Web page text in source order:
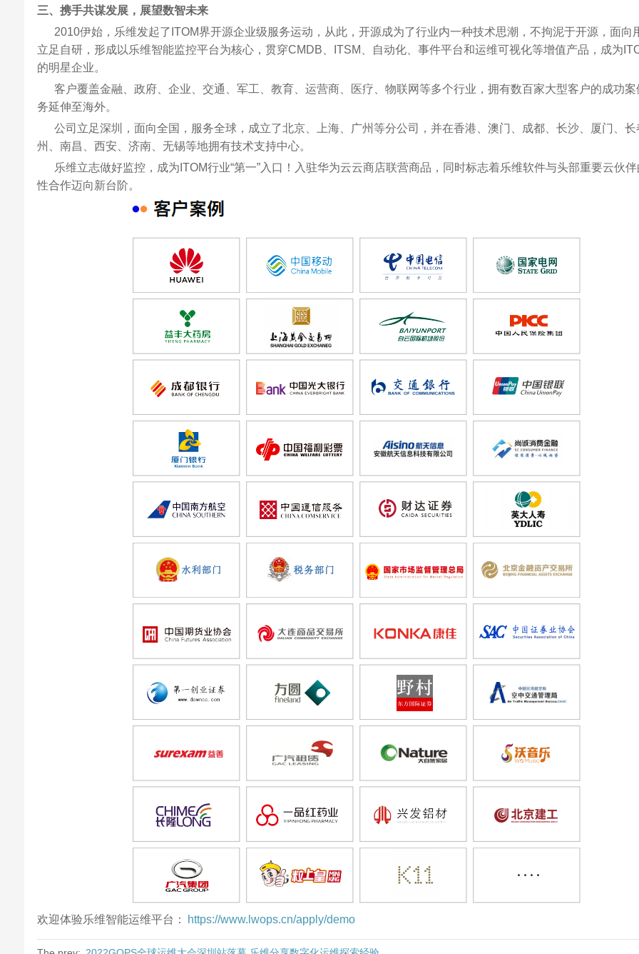
三、携手共谋发展，展望数智未来
2010伊始，乐维发起了ITOM界开源企业级服务运动，从此，开源成为了行业内一种技术思潮，不拘泥于开源，面向
立足自研，形成以乐维智能监控平台为核心，贯穿CMDB、ITSM、自动化、事件平台和运维可视化等增值产品，成为
的明星企业。
客户覆盖金融、政府、企业、交通、军工、教育、运营商、医疗、物联网等多个行业，拥有数百家大型客户的成功案
务延伸至海外。
公司立足深圳，面向全国，服务全球，成立了北京、上海、广州等分公司，并在香港、澳门、成都、长沙、厦门、长
州、南昌、西安、济南、无锡等地拥有技术支持中心。
乐维立志做好监控，成为ITOM行业“第一”入口！入驻华为云云商店联营商品，同时标志着乐维软件与头部重要云伙
性合作迈向新台阶。
欢迎体验乐维智能运维平台： https://www.lwops.cn/apply/demo